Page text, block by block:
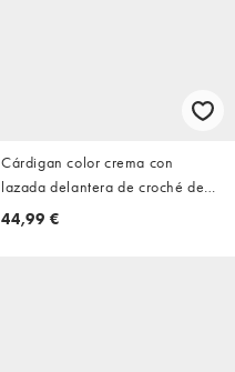
Cárdigan color crema con
lazada delantera de croché de
ONLY
44,99 €